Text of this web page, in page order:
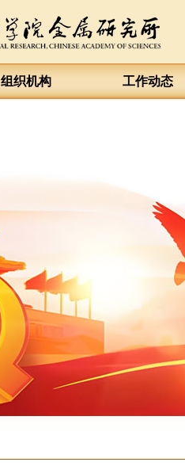
组织机构 工作动态